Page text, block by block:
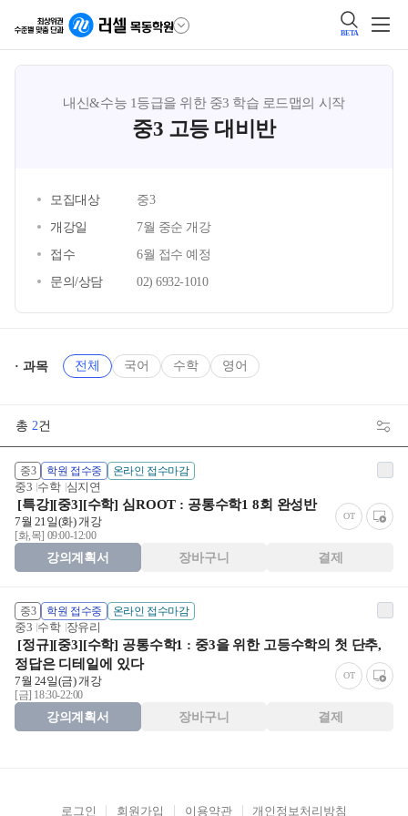
BETA
내신&수능 1등급을 위한 중3 학습 로드맵의 시작
중3 고등 대비반
모집대상
중3
개강일
7월 중순 개강
접수
6월 접수 예정
문의/상담
02) 6932-1010
과목 전체 국어 수학 영어
총 2건
중3 학원 접수중 온라인 접수마감
중3 수학 심지연
[특강][중3][수학] 심ROOT : 공통수학1 8회 완성반
OT
7월 21일(화) 개강
[화,목] 09:00-12:00
강의계획서 장바구니 결제
중3 학원 접수중 온라인 접수마감
중3 수학 장유리
[정규][중3][수학] 공통수학1 : 중3을 위한 고등수학의 첫 단추,
정답은 디테일에 있다
OT
7월 24일(금) 개강
[금] 18:30-22:00
강의계획서 장바구니 결제
로그인 회원가입 이용약관 개인정보처리방침